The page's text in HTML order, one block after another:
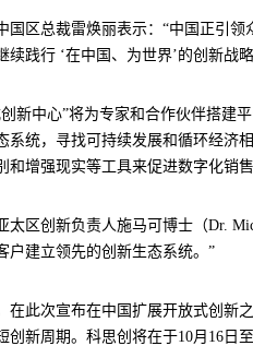
国区总裁雷焕丽表示：“中国正引
续践行 ‘在中国、为世界’的创新战
新中心”将为专家和合作伙伴搭建
系统，寻找可持续发展和循环经济
和增强现实等工具来促进数字化销
太区创新负责人施马可博士（Dr.
户建立领先的创新生态系统。”
在此次宣布在中国扩展开放式创新
创新周期。科思创将在于10月16日